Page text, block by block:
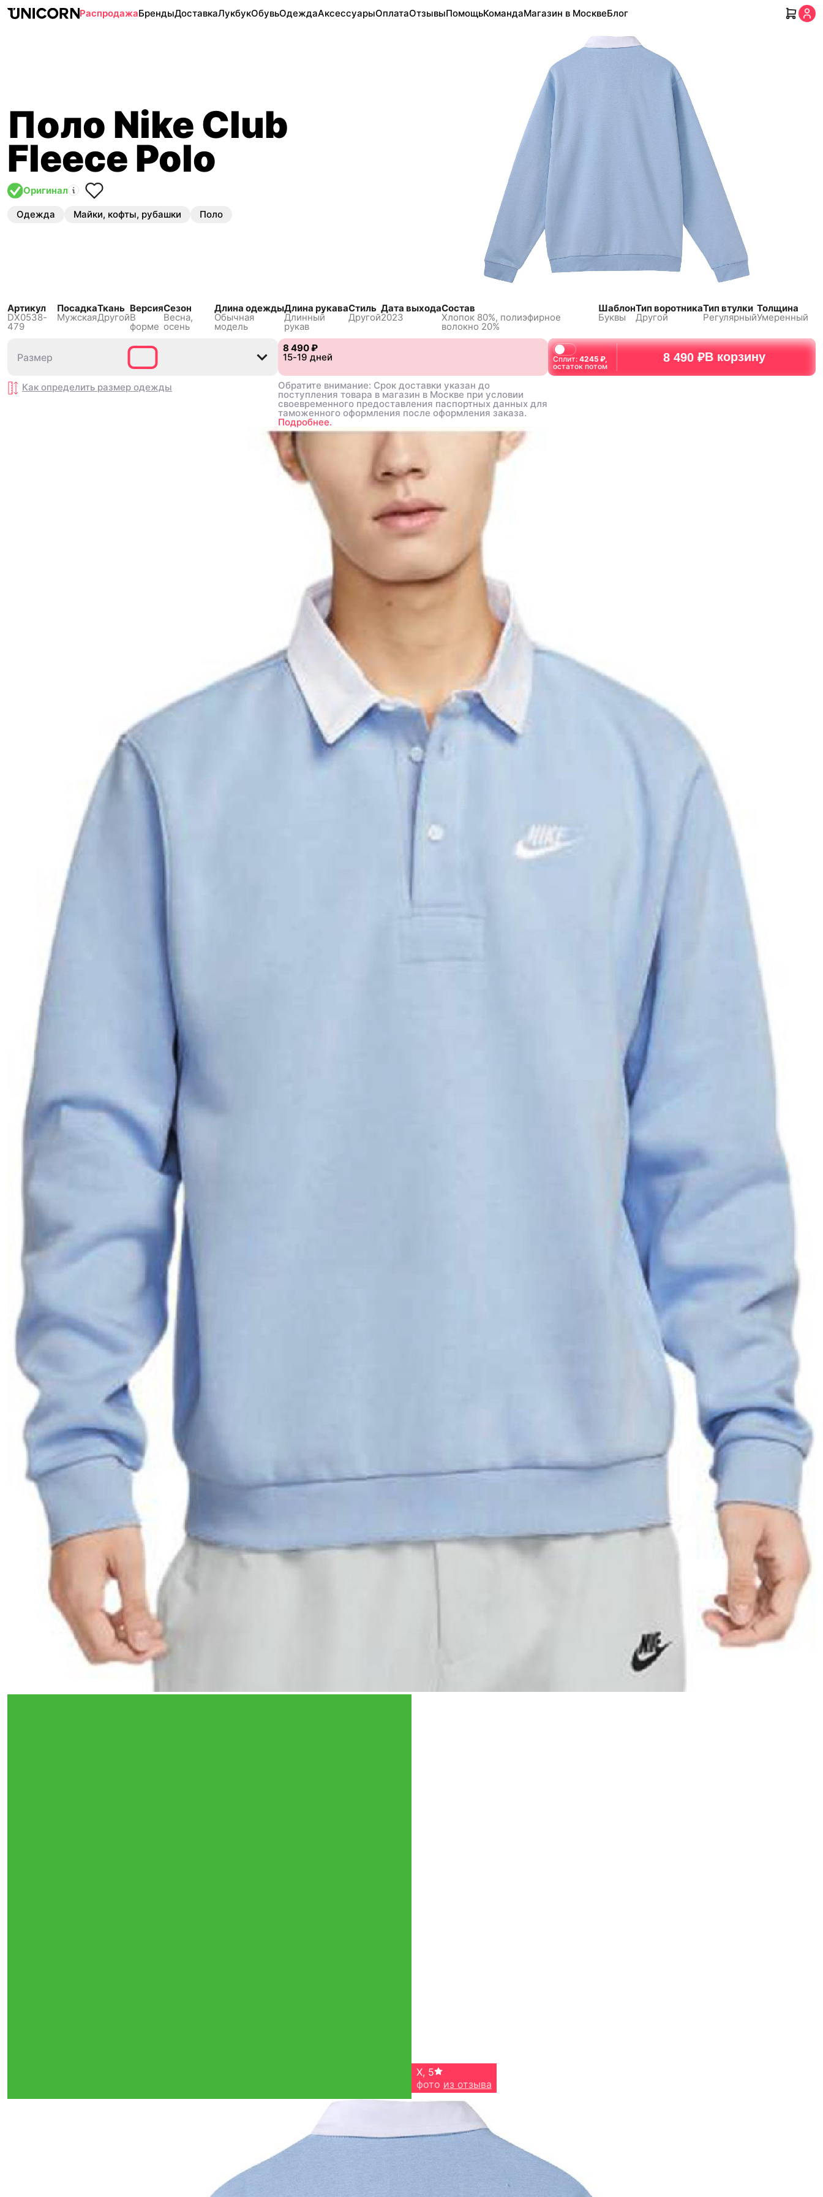
РаспродажаБрендыДоставкаЛукбукОбувьОдеждаАксессуарыОплатаОтзывыПомощьКомандаМагазин в МосквеБлог
Поло Nike Club
Fleece Polo
Оригинал
Одежда Майки, кофты, рубашки Поло
Артикул
DX0538-
479
Посадка
Мужская
Ткань
Другой
Версия
В
форме
Сезон
Весна,
осень
Длина одежды
Обычная
модель
Длина рукава
Длинный
рукав
Стиль
Другой
Дата выхода
2023
Состав
Хлопок 80%, полиэфирное
волокно 20%
Шаблон
Буквы
Тип воротника
Другой
Тип втулки
Регулярный
Толщина
Умеренный
Размер
Как определить размер одежды
8 490 ₽
15-19 дней
Обратите внимание: Срок доставки указан до
поступления товара в магазин в Москве при условии
своевременного предоставления паспортных данных для
таможенного оформления после оформления заказа.
Подробнее.
Размер
Как определить размер одежды
8 490 ₽
15-19 дней
Обратите внимание: Срок доставки указан до
поступления товара в магазин в Москве при условии
своевременного предоставления паспортных данных для
таможенного оформления после оформления заказа.
Подробнее.
Сплит:4245 ₽,
остаток потом
8 490 ₽В корзину
X, 5
фото из отзыва